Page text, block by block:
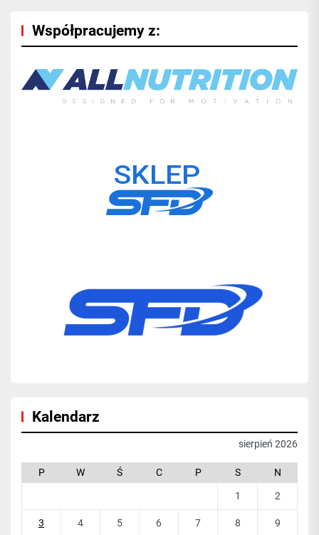
Współpracujemy z:
Kalendarz
sierpień 2026
P W Ś C P S N
1 2
3 4 5 6 7 8 9